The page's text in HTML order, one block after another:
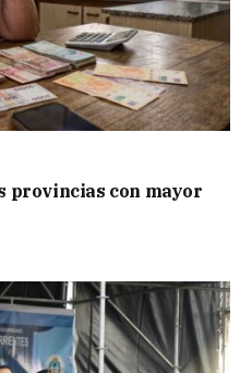
provincias con mayor